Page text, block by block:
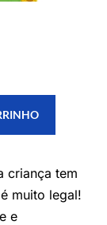
criança tem
muito legal!
e